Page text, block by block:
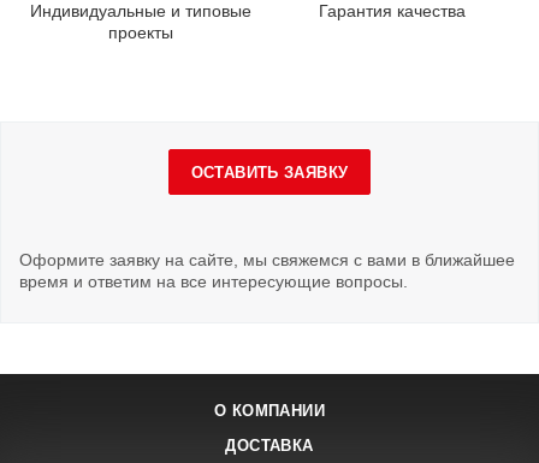
Индивидуальные и типовые
проекты
Гарантия качества
ОСТАВИТЬ ЗАЯВКУ
Оформите заявку на сайте, мы свяжемся с вами в ближайшее
время и ответим на все интересующие вопросы.
О КОМПАНИИ
ДОСТАВКА